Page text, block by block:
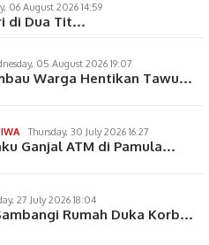
06 August 2026 14:59
di Dua Tit…
05 August 2026 19:07
Warga Hentikan Tawu…
Thursday, 30 July 2026 16:27
Ganjal ATM di Pamula…
27 July 2026 18:04
Rumah Duka Korb…